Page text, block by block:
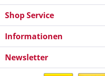
Shop Service
Informationen
Newsletter